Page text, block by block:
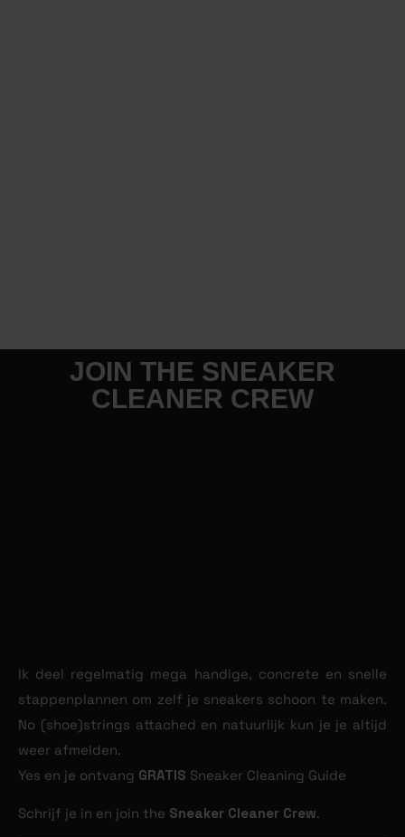
JOIN THE SNEAKER
CLEANER CREW
Ik deel regelmatig mega handige, concrete en snelle
stappenplannen om zelf je sneakers schoon te maken.
No (shoe)strings attached en natuurlijk kun je je altijd
weer afmelden.
Yes en je ontvang GRATIS Sneaker Cleaning Guide
Schrijf je in en join the Sneaker Cleaner Crew.